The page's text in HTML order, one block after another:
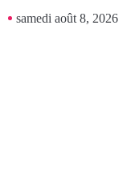
samedi août 8, 2026